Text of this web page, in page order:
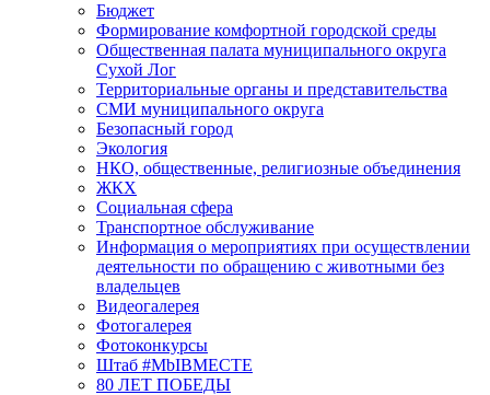
Бюджет
Формирование комфортной городской среды
Общественная палата муниципального округа
Сухой Лог
Территориальные органы и представительства
СМИ муниципального округа
Безопасный город
Экология
НКО, общественные, религиозные объединения
ЖКХ
Социальная сфера
Транспортное обслуживание
Информация о мероприятиях при осуществлении
деятельности по обращению с животными без
владельцев
Видеогалерея
Фотогалерея
Фотоконкурсы
Штаб #MbIBMECTE
80 ЛЕТ ПОБЕДЫ